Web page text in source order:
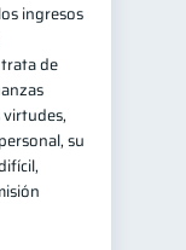
ingresos
de
su